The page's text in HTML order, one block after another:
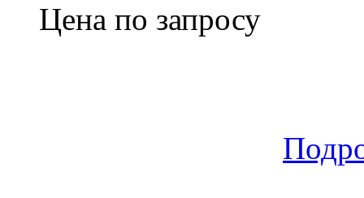
Цена по запросу